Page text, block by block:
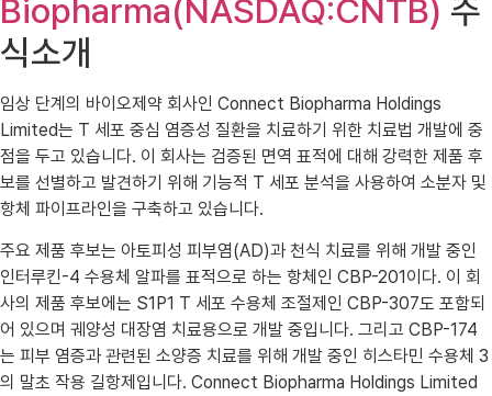
Biopharma(NASDAQ:CNTB) 주
식소개
임상 단계의 바이오제약 회사인 Connect Biopharma Holdings
Limited는 T 세포 중심 염증성 질환을 치료하기 위한 치료법 개발에 중
점을 두고 있습니다. 이 회사는 검증된 면역 표적에 대해 강력한 제품 후
보를 선별하고 발견하기 위해 기능적 T 세포 분석을 사용하여 소분자 및
항체 파이프라인을 구축하고 있습니다.
주요 제품 후보는 아토피성 피부염(AD)과 천식 치료를 위해 개발 중인
인터루킨-4 수용체 알파를 표적으로 하는 항체인 CBP-201이다. 이 회
사의 제품 후보에는 S1P1 T 세포 수용체 조절제인 CBP-307도 포함되
어 있으며 궤양성 대장염 치료용으로 개발 중입니다. 그리고 CBP-174
는 피부 염증과 관련된 소양증 치료를 위해 개발 중인 히스타민 수용체 3
의 말초 작용 길항제입니다. Connect Biopharma Holdings Limited